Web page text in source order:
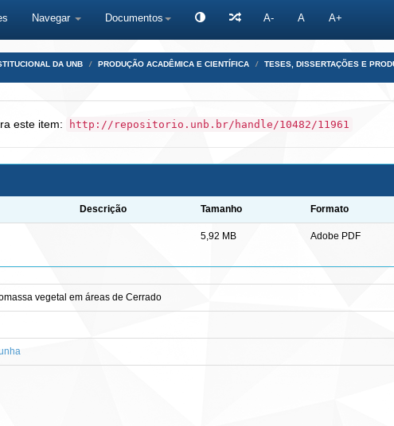
Navegar Documentos A- A A+
DA UNB PRODUÇÃO ACADÊMICA E CIENTÍFICA TESES, DISSERTAÇÕES E
este item: http://repositorio.unb.br/handle/10482/11961
Descrição Tamanho Formato
5,92 MB Adobe PDF
vegetal em áreas de Cerrado